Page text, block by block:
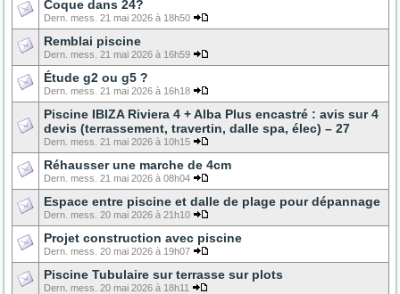
Coque dans 24?
Dern. mess. 21 mai 2026 à 18h50
Remblai piscine
Dern. mess. 21 mai 2026 à 16h59
Étude g2 ou g5 ?
Dern. mess. 21 mai 2026 à 16h18
Piscine IBIZA Riviera 4 + Alba Plus encastré : avis sur 4
devis (terrassement, travertin, dalle spa, élec) – 27
Dern. mess. 21 mai 2026 à 10h15
Réhausser une marche de 4cm
Dern. mess. 21 mai 2026 à 08h04
Espace entre piscine et dalle de plage pour dépannage
Dern. mess. 20 mai 2026 à 21h10
Projet construction avec piscine
Dern. mess. 20 mai 2026 à 19h07
Piscine Tubulaire sur terrasse sur plots
Dern. mess. 20 mai 2026 à 18h11